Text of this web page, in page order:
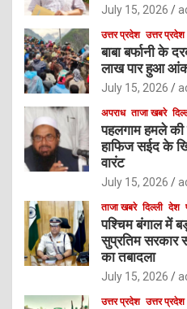
July 15, 2026
उत्तर प्रदेश उत्तर प्रदेश
बाबा बर्फानी के
लाख पार हुआ
July 15, 2026
अपराध ताजा खबरे
पहलगाम हमले
हाफिज सईद के
वारंट
July 15, 2026
ताजा खबरे दिल्ली देश
पश्चिम बंगाल में
सुप्रतिम सरकार
का तबादला
July 15, 2026
उत्तर प्रदेश उत्तर प्रदेश